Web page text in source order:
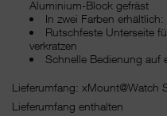
Aluminium-Block gefräst
In zwei Farben
Rutschfeste Unterseite
verkratzen
Schnelle Bedienung auf
Lieferumfang: xMount@Watch
Lieferumfang enthalten